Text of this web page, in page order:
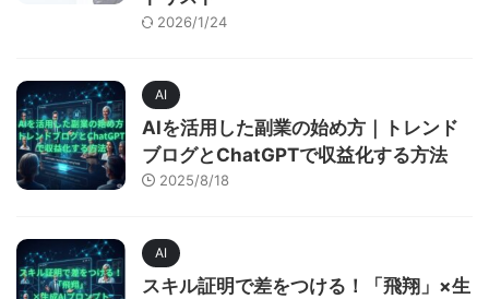
2026/1/24
AI
AIを活用した副業の始め方｜トレンド
ブログとChatGPTで収益化する方法
2025/8/18
AI
スキル証明で差をつける！「飛翔」×生